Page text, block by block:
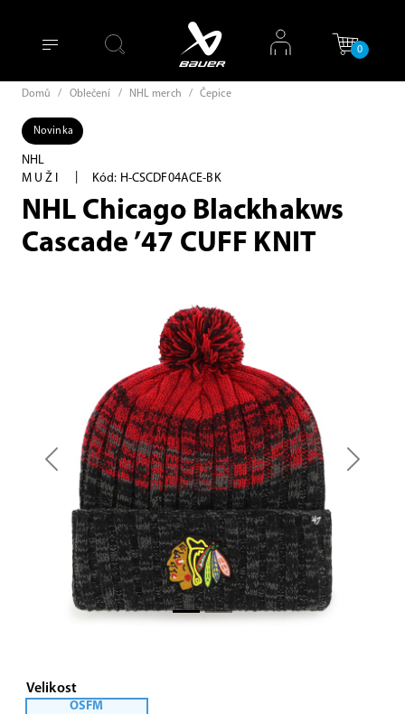
0
Domů / Oblečení / NHL merch / Čepice
Novinka
NHL
MUŽI
Kód: H-CSCDF04ACE-BK
NHL Chicago Blackhakws
Cascade ’47 CUFF KNIT
Previous Next
Velikost
OSFM